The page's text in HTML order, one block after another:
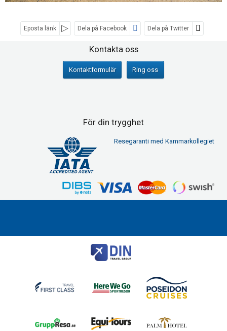
Eposta länk Dela på Facebook Dela på Twitter
Sociala medier
Kontakta oss
Kontaktformulär Ring oss
För din trygghet
Resegaranti med Kammarkollegiet
235 39
Telefon 040 45 29 90
©info@firstclasstravel.se 2026